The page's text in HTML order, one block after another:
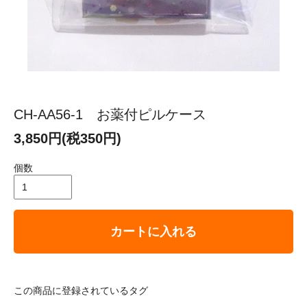
CH-AA56-1 お薬付ピルケース
3,850円(税350円)
個数
カートに入れる
この商品に登録されているタグ